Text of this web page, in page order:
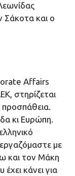
Σάκοτα και ο
Affairs
στηρίζεται
προσπάθεια.
κι Ευρώπη.
με
και τον Μάκη
κάνει για